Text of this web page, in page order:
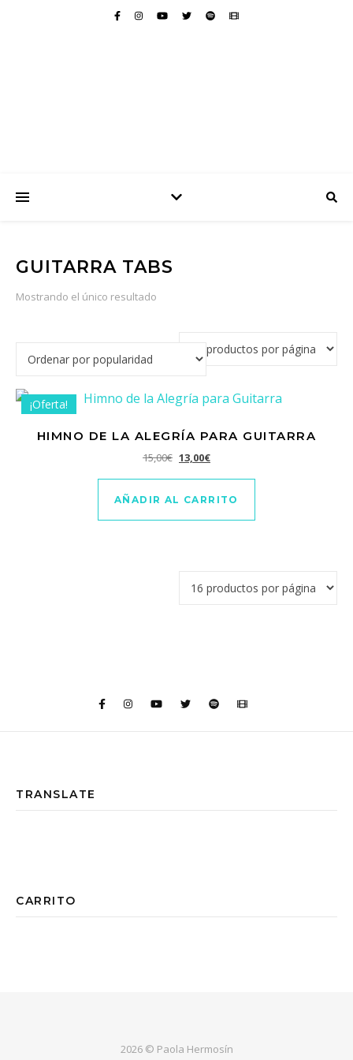
GUITARRA TABS
Mostrando el único resultado
¡Oferta!
HIMNO DE LA ALEGRÍA PARA GUITARRA
15,00€ El precio original era: 15,00€.
13,00€El precio actual es: 13,00€.
AÑADIR AL CARRITO
TRANSLATE
CARRITO
2026 © Paola Hermosín